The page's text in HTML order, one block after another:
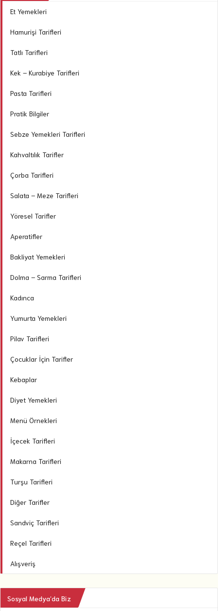
Et Yemekleri
Hamurişi Tarifleri
Tatlı Tarifleri
Kek – Kurabiye Tarifleri
Pasta Tarifleri
Pratik Bilgiler
Sebze Yemekleri Tarifleri
Kahvaltılık Tarifler
Çorba Tarifleri
Salata – Meze Tarifleri
Yöresel Tarifler
Aperatifler
Bakliyat Yemekleri
Dolma – Sarma Tarifleri
Kadınca
Yumurta Yemekleri
Pilav Tarifleri
Çocuklar İçin Tarifler
Kebaplar
Diyet Yemekleri
Menü Örnekleri
İçecek Tarifleri
Makarna Tarifleri
Turşu Tarifleri
Diğer Tarifler
Sandviç Tarifleri
Reçel Tarifleri
Alışveriş
Sosyal Medya’da Biz